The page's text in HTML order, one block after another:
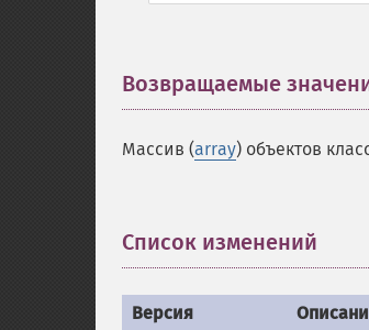
Возвращаемые
Массив (array) объектов
Список изменений
Версия